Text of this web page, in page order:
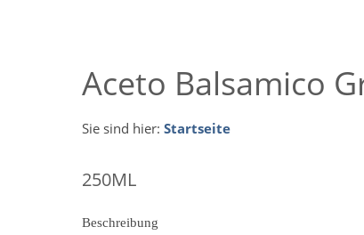
Aceto Balsamico
Sie sind hier: Startseite
250ML
Beschreibung